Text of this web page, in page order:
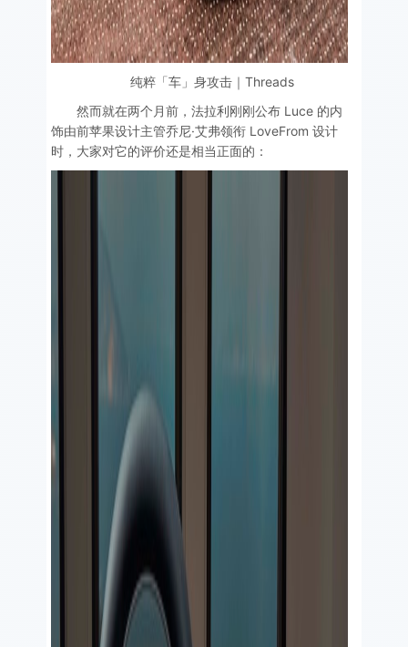
纯粹「车」身攻击｜Threads
然而就在两个月前，法拉利刚刚公布 Luce 的内
饰由前苹果设计主管乔尼·艾弗领衔 LoveFrom 设计
时，大家对它的评价还是相当正面的：